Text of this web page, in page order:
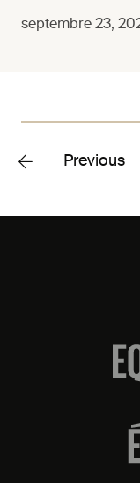
septembre 23,
Previous